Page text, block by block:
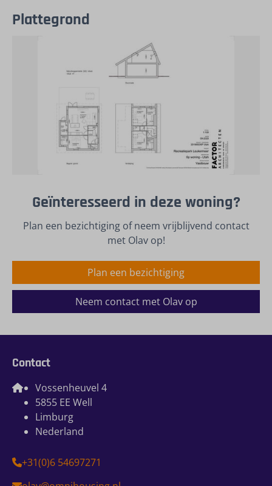
Plattegrond
Geïnteresseerd in deze woning?
Plan een bezichtiging of neem vrijblijvend contact
met Olav op!
Plan een bezichtiging
Neem contact met Olav op
Contact
Vossenheuvel 4
5855 EE Well
Limburg
Nederland
+31(0)6 54697271